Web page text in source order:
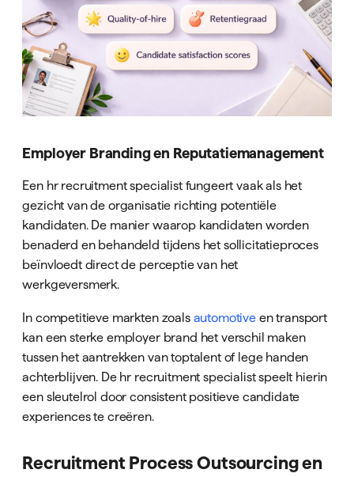
Employer Branding en Reputatiemanagement
Een hr recruitment specialist fungeert vaak als het
gezicht van de organisatie richting potentiële
kandidaten. De manier waarop kandidaten worden
benaderd en behandeld tijdens het sollicitatieproces
beïnvloedt direct de perceptie van het
werkgeversmerk.
In competitieve markten zoals automotiveen transport
kan een sterke employer brand het verschil maken
tussen het aantrekken van toptalent of lege handen
achterblijven. De hr recruitment specialist speelt hierin
een sleutelrol door consistent positieve candidate
experiences te creëren.
Recruitment Process Outsourcing en